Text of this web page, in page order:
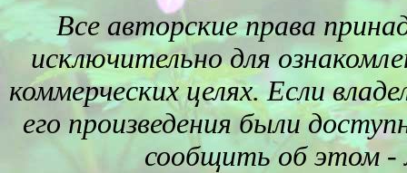
Все авторские права
исключительно для
коммерческих целях. Если
его произведения были
сообщить об этом -